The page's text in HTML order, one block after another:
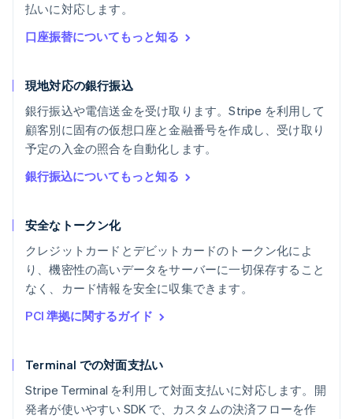
払いに対応します。
口座振替についてもっと知る
現地対応の銀行振込
銀行振込や電信送金を受け取ります。Stripe を利用して
顧客別に固有の仮想口座と金融番号を作成し、受け取り
予定の入金の照合を自動化します。
銀行振込についてもっと知る
安全なトークン化
クレジットカードとデビットカードのトークン化によ
り、機密性の高いデータをサーバーに一切保存すること
なく、カード情報を安全に収集できます。
PCI 準拠に関するガイド
Terminal での対面支払い
Stripe Terminal を利用して対面支払いに対応します。開
発者が使いやすい SDK で、カスタムの決済フローを作